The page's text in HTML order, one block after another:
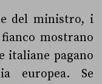
del ministro, i
mostrano
italiane pagano
europea. Se